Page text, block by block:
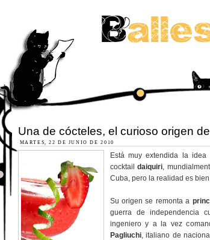
Una de cócteles, el curioso origen
MARTES, 22 DE JUNIO DE 2010
Está muy extendida la
cocktaildaiquiri,
Cuba, pero la realidad es
Su origen se remonta a
guerra de independencia
ingeniero y a la vez
Pagliuchi, italiano de